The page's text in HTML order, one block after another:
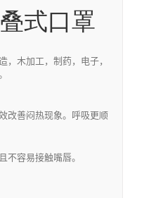
式口罩
，木加工，制药，电子，
改善闷热现象。呼吸更顺
不容易接触嘴唇。